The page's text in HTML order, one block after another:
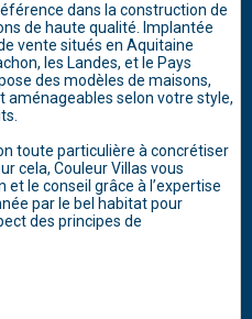
dans la construction de
de haute qualité. Implantée
vente situés en Aquitaine
les Landes, et le Pays
des modèles de maisons,
aménageables selon votre style,
toute particulière à concrétiser
cela, Couleur Villas vous
le conseil grâce à l’expertise
par le bel habitat pour
des principes de